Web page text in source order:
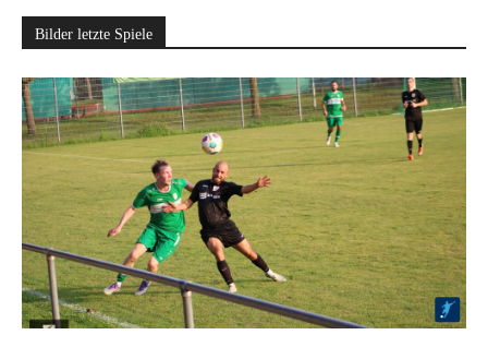
Bilder letzte Spiele